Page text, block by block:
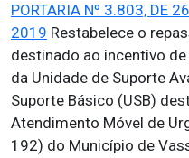
PORTARIA Nº 3.803, DE
2019 Restabelece o
destinado ao incentivo
da Unidade de Suporte
Suporte Básico (USB)
Atendimento Móvel de
192) do Município de